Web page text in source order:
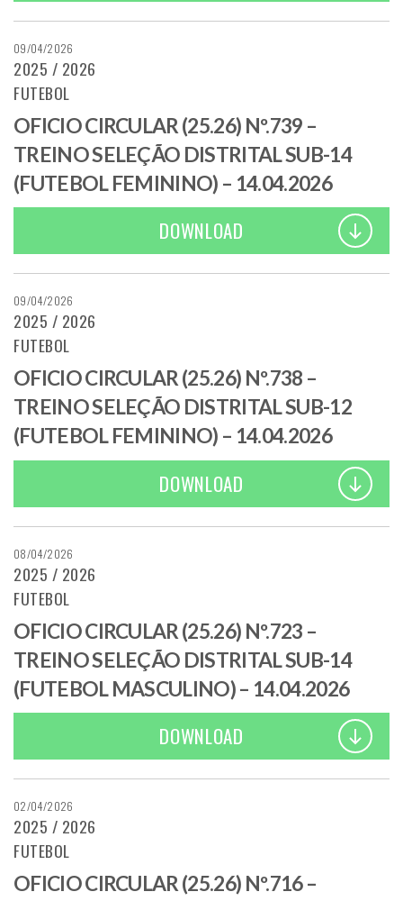
09/04/2026
2025 / 2026
FUTEBOL
OFICIO CIRCULAR (25.26) Nº.739 –
TREINO SELEÇÃO DISTRITAL SUB-14
(FUTEBOL FEMININO) – 14.04.2026
DOWNLOAD
09/04/2026
2025 / 2026
FUTEBOL
OFICIO CIRCULAR (25.26) Nº.738 –
TREINO SELEÇÃO DISTRITAL SUB-12
(FUTEBOL FEMININO) – 14.04.2026
DOWNLOAD
08/04/2026
2025 / 2026
FUTEBOL
OFICIO CIRCULAR (25.26) Nº.723 –
TREINO SELEÇÃO DISTRITAL SUB-14
(FUTEBOL MASCULINO) – 14.04.2026
DOWNLOAD
02/04/2026
2025 / 2026
FUTEBOL
OFICIO CIRCULAR (25.26) Nº.716 –